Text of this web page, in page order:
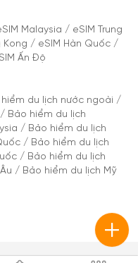
Malaysia / eSIM Trung
Kong / eSIM Hàn Quốc /
Ấn Độ
hiểm du lịch nước ngoài /
/ Bảo hiểm du lịch
/ Bảo hiểm du lịch
/ Bảo hiểm du lịch
/ Bảo hiểm du lịch
/ Bảo hiểm du lịch Mỹ